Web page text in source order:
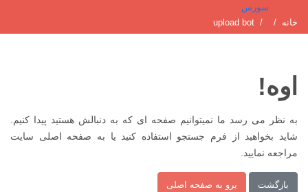
خانه upload bot
اوه!
به نظر می رسد ما نمیتوانیم صفحه ای که به دنبالش هستید پیدا کنیم.
شاید بخواهید از فرم جستجو استفاده کنید یا به صفحه اصلی سایت
مراجعه نمایید.
بازگشت برو به صفحه اصلی